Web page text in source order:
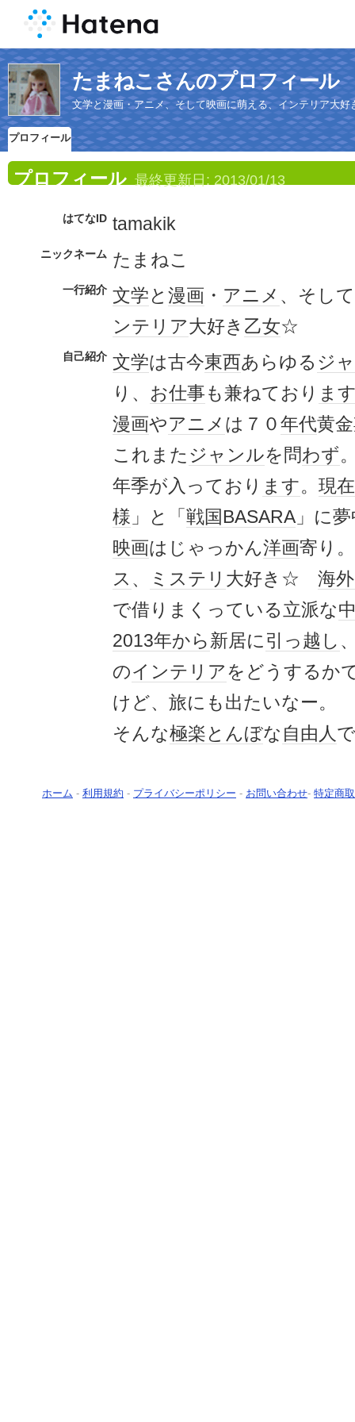
たまねこさんのプロフィール
文学と漫画・アニメ、そして映画に萌える、インテリア大
プロフィール
プロフィール 最終更新日: 2013/01/13
はてなID tamakik
ニックネーム たまねこ
一行紹介 文学と 漫画 ・ アニメ 、そして
ンテリア大好き 乙女☆
自己紹介 文学は古今東西あらゆる ジ
り、 お仕事も兼ねており ま
漫画やアニメ は７０年代黄
これまた ジャンルを問わず
年季が入っており ます。 現在
様 」と「 戦国BASARA 」に
映画はじゃっかん洋画寄り。
ス 、 ミステリ 大好き☆ 海
で借りまくっている立派な
2013年から新居に引っ越し
のインテリアをどうするか
けど、旅にも出たいなー。
そんな極楽とんぼな 自由人
ホーム - 利用規約 - プライバシーポリシー - お問い合わせ- 特定商